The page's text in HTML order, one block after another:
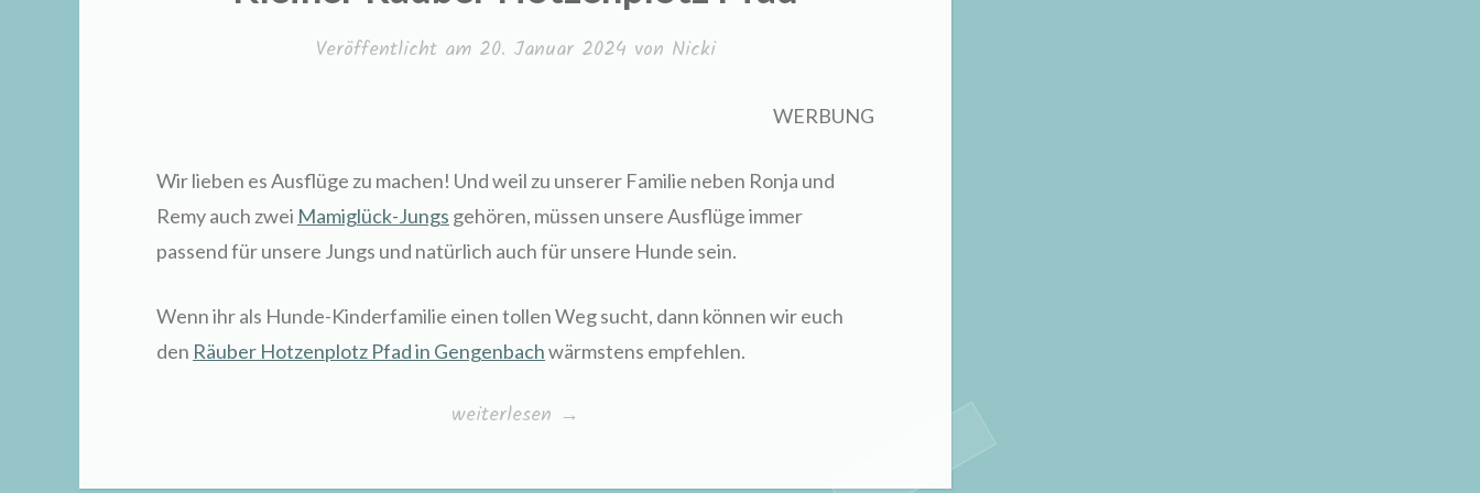
Veröffentlicht am 20. Januar 2024 von Nicki
WERBUNG
Wir lieben es Ausflüge zu machen! Und weil zu unserer Familie neben Ronja und
Remy auch zwei Mamiglück-Jungs gehören, müssen unsere Ausflüge immer
passend für unsere Jungs und natürlich auch für unsere Hunde sein.
Wenn ihr als Hunde-Kinderfamilie einen tollen Weg sucht, dann können wir euch
den Räuber Hotzenplotz Pfad in Gengenbachwärmstens empfehlen.
„Kleiner
Hotzenplotz
weiterlesen →